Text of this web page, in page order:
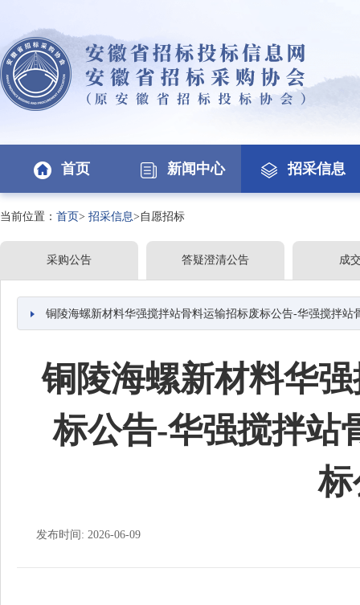
首页 新闻中心 招采信息
当前位置： 首页> 招采信息>自愿招标
采购公告 答疑澄清公告 成
铜陵海螺新材料华强搅拌站骨料运输招标废标公告-华强搅拌站
铜陵海螺新材料华
标公告-华强搅拌站
标
发布时间: 2026-06-09